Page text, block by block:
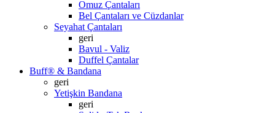
Omuz Çantaları
Bel Çantaları ve Cüzdanlar
Seyahat Çantaları
geri
Bavul - Valiz
Duffel Çantalar
Buff® & Bandana
geri
Yetişkin Bandana
geri